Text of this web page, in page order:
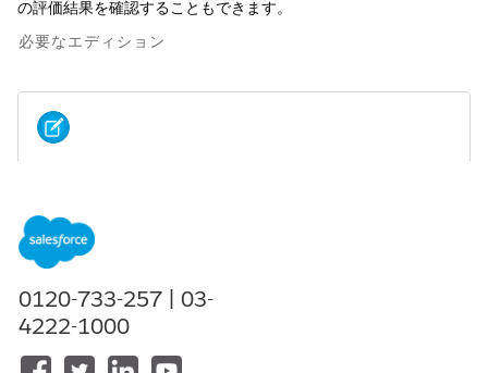
の評価結果を確認することもできます。
必要なエディション
性を確認してください。
使用可能なインターフェース: Lightning Experience
使用可能なエディション: Life Sciences CloudまたはHealth
Cloudおよび参加者登録アドオン ライセンスが付属する
0120-733-257 | 03-
4222-1000